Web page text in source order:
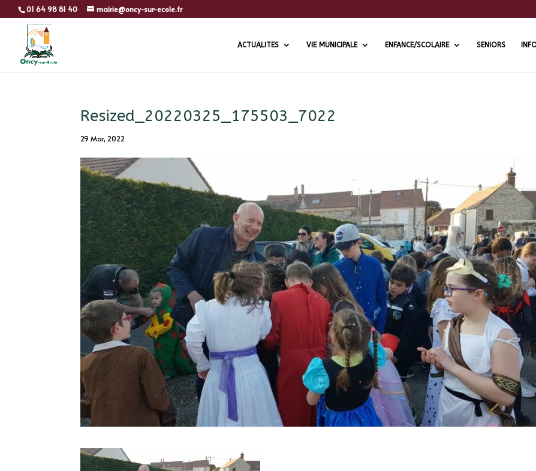
01 64 98 81 40 mairie@oncy-sur-ecole.fr
ACTUALITES VIE MUNICIPALE ENFANCE/SCOLAIRE SENIORS
Resized_20220325_175503_7022
29 Mar, 2022